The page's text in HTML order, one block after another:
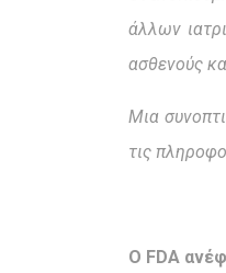
άλλων
ασθενούς
Μια
τις
Ο FDA